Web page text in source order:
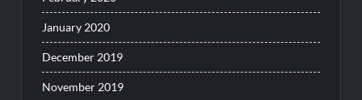
January 2020
December 2019
November 2019